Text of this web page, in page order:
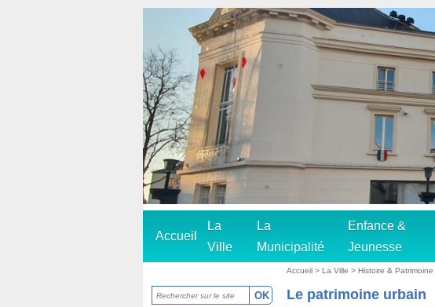
Accueil
La
Ville
La
Municipalité
Enfance &
Jeunesse
Accueil >La Ville >Histoire & Patrimoine
Le patrimoine urbain